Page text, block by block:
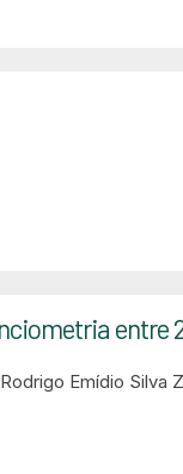
entre
Rodrigo Emídio Silva